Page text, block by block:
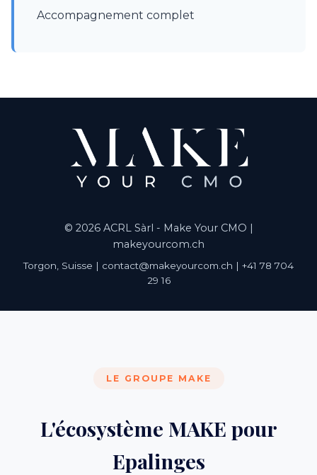
Accompagnement complet
© 2026 ACRL Sàrl - Make Your CMO |
makeyourcom.ch
Torgon, Suisse | contact@makeyourcom.ch | +41 78 704
29 16
LE GROUPE MAKE
L'écosystème MAKE pour
Epalinges